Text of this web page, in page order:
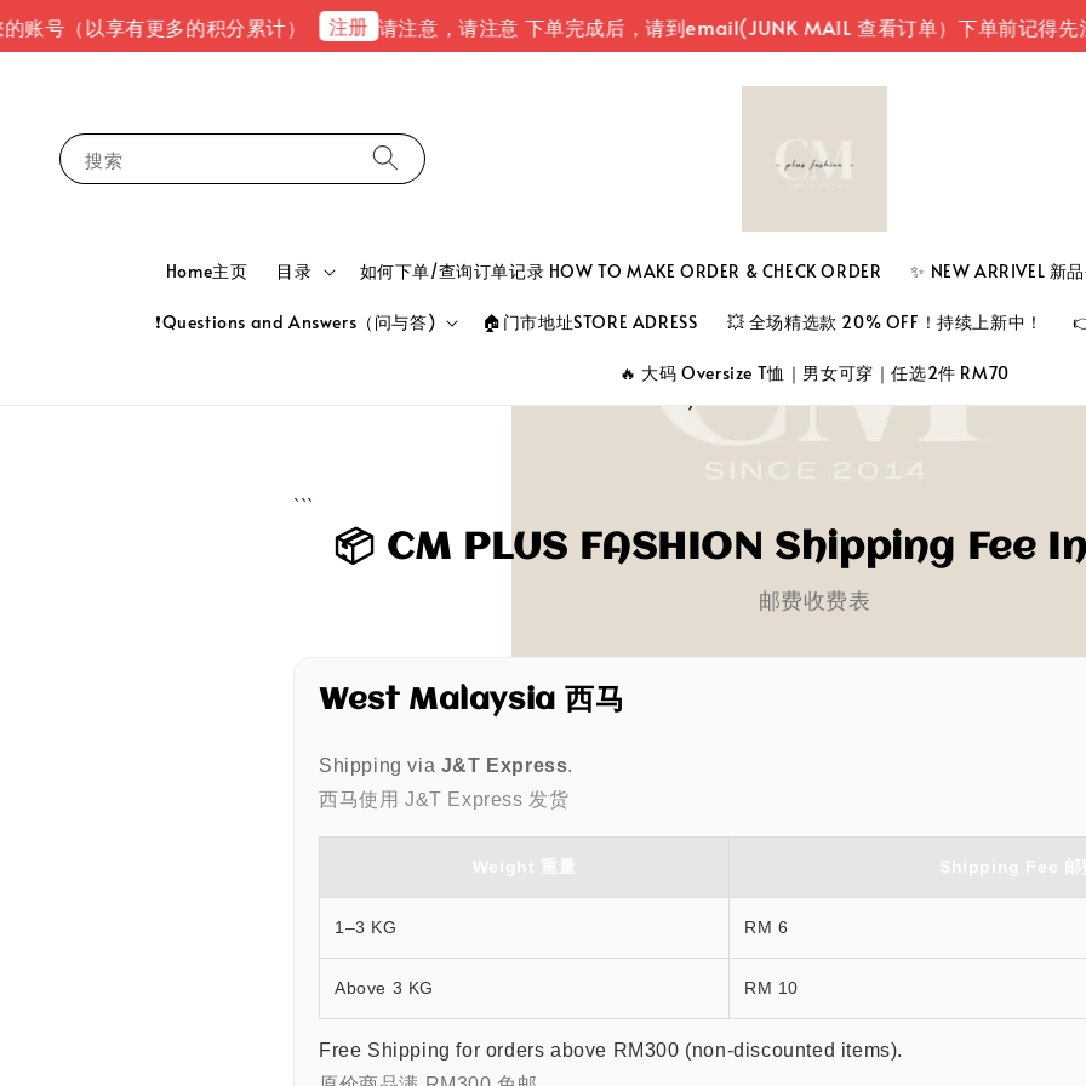
号（以享有更多的积分累计） 注册 请注意，请注意 下单完成后，请到email(JUNK MAIL 查看订单）下单前记得先
搜索
Home主页 目录 如何下单/查询订单记录 HOW TO MAKE ORDER & CHECK ORDER ✨ NEW ARRIVEL 新
❗Questions and Answers（问与答) 🏠门市地址STORE ADRESS 💥 全场精选款 20% OFF！持续上新中！
🔥 大码 Oversize T恤｜男女可穿｜任选2件 RM70
```
📦 CM PLUS FASHION Shipping Fee
邮费收费表
West Malaysia 西马
Shipping via J&T Express.
西马使用 J&T Express 发货
Weight 重量 Shipping Fee 邮
1–3 KG RM 6
Above 3 KG RM 10
Free Shipping for orders above RM300 (non-discounted items).